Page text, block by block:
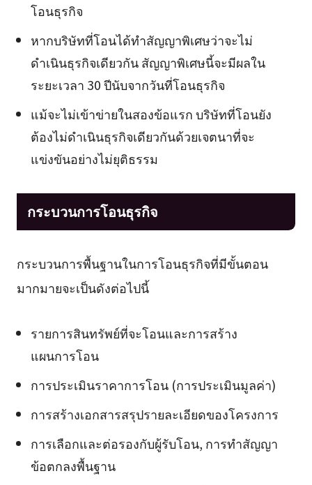
โอนธุรกิจ
หากบริษัทที่โอนได้ทำสัญญาพิเศษว่าจะไม่
ดำเนินธุรกิจเดียวกัน สัญญาพิเศษนี้จะมีผลใน
ระยะเวลา 30 ปีนับจากวันที่โอนธุรกิจ
แม้จะไม่เข้าข่ายในสองข้อแรก บริษัทที่โอนยัง
ต้องไม่ดำเนินธุรกิจเดียวกันด้วยเจตนาที่จะ
แข่งขันอย่างไม่ยุติธรรม
กระบวนการโอนธุรกิจ
กระบวนการพื้นฐานในการโอนธุรกิจที่มีขั้นตอน
มากมายจะเป็นดังต่อไปนี้
รายการสินทรัพย์ที่จะโอนและการสร้าง
แผนการโอน
การประเมินราคาการโอน (การประเมินมูลค่า)
การสร้างเอกสารสรุปรายละเอียดของโครงการ
การเลือกและต่อรองกับผู้รับโอน, การทำสัญญา
ข้อตกลงพื้นฐาน